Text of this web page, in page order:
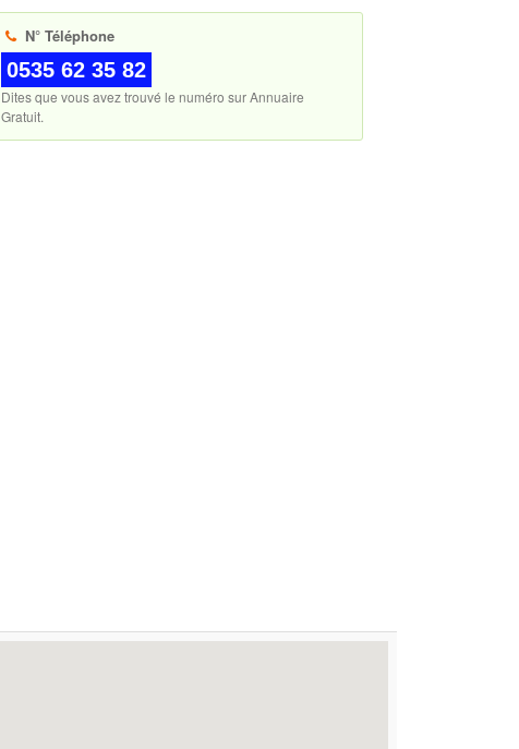
N° Téléphone
0535 62 35 82
Dites que vous avez trouvé le numéro sur Annuaire
Gratuit.